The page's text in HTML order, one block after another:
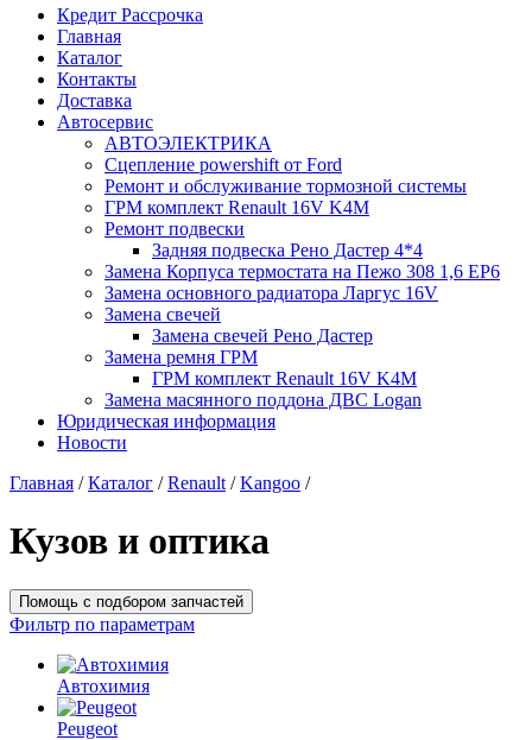
Кредит Рассрочка
Главная
Каталог
Контакты
Доставка
Автосервис
АВТОЭЛЕКТРИКА
Сцепление powershift от Ford
Ремонт и обслуживание тормозной системы
ГРМ комплект Renault 16V K4M
Ремонт подвески
Задняя подвеска Рено Дастер 4*4
Замена Корпуса термостата на Пежо 308 1,6 EP6
Замена основного радиатора Ларгус 16V
Замена свечей
Замена свечей Рено Дастер
Замена ремня ГРМ
ГРМ комплект Renault 16V K4M
Замена масянного поддона ДВС Logan
Юридическая информация
Новости
Главная / Каталог / Renault / Kangoo /
Кузов и оптика
Помощь с подбором запчастей
Фильтр по параметрам
Автохимия
Peugeot